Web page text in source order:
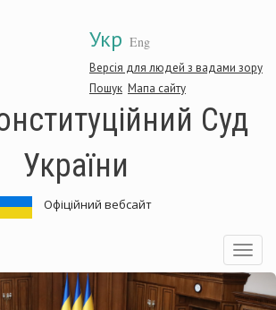
Укр Eng
Версія для людей з вадами зору
Пошук Мапа сайту
Суд
України
Офіційний вебсайт
Toggle